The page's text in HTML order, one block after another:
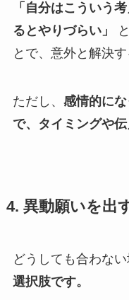
「自分はこういう
るとやりづらい」
とで、意外と解決
ただし、 感情的に
で、タイミングや
4. 異動願いを出
どうしても合わない
選択肢です。